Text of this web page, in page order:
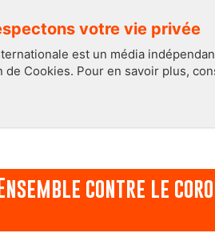
votre vie privée
est un média
de Cookies. Pour en savoir plus,
Ensemble contre le